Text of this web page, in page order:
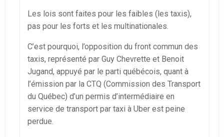
Les lois sont faites pour les faibles (les taxis),
pas pour les forts et les multinationales.
C’est pourquoi, l’opposition du front commun des
taxis, représenté par Guy Chevrette et Benoit
Jugand, appuyé par le parti québécois, quant à
l’émission par la CTQ (Commission des Transport
du Québec) d’un permis d’intermédiaire en
service de transport par taxi à Uber est peine
perdue.